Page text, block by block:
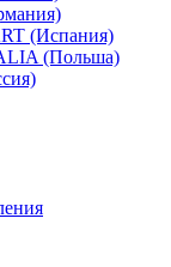
(Испания)
(Польша)